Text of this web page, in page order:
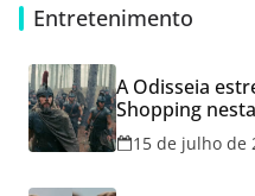
Entretenimento
A Odisseia
Shopping
15 de julho de